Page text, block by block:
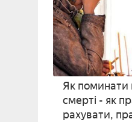
Як поминати
смерті - як
рахувати,